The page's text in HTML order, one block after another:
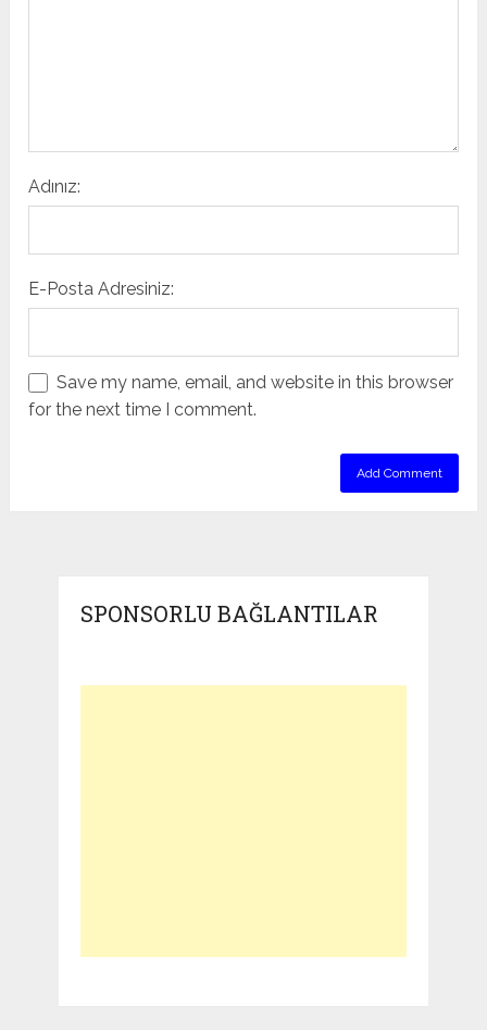
Adınız:
E-Posta Adresiniz:
Save my name, email, and website in this browser
for the next time I comment.
SPONSORLU BAĞLANTILAR